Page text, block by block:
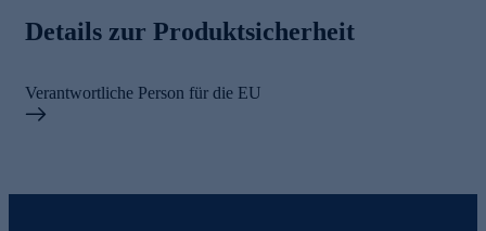
Details zur Produktsicherheit
Verantwortliche Person für die EU